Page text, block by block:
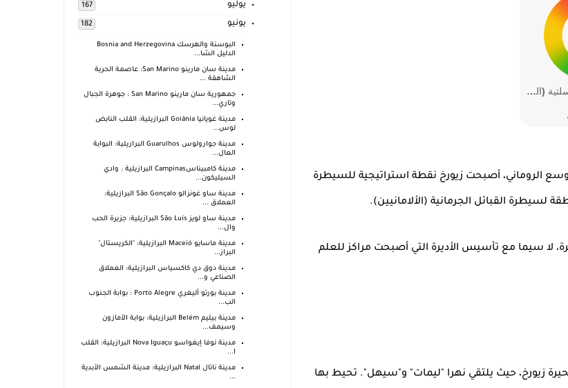
الروماني، أصبحت زيورخ نقطة استراتيجية للسيطرة
لسيطرة القبائل الجرمانية (الألامانيين).
لا سيما مع تأسيس الأديرة التي أصبحت مراكز للعلم
زيورخ، حيث يلتقي نهرا "ليمات" و"سيهل". تحيط بها
يوليو 167
يونيو 182
البوسنة والهرسك Bosnia and Herzegovina
الدليل الشا...
مدينة سان مارينو San Marino: عاصمة الحرية
الشاهقة ...
جمهورية سان مارينو San Marino : جوهرة الجبال
وتاري...
مدينة غويانيا Goiânia البرازيلية: القلب النابض
لوس...
مدينة جوارولوس Guarulhos البرازيلية: البوابة
العال...
مدينة كامبيناسCampinas البرازيلية : وادي
السيليكون...
مدينة ساو غونزالو São Gonçalo البرازيلية:
العملاق ...
مدينة ساو لويز São Luís البرازيلية: جزيرة الحب
وال...
مدينة ماسايو Maceió البرازيلية: "الكريستال"
البراز...
مدينة دوق دي كاكسياس البرازيلية: العملاق
الصناعي و...
مدينة بورتو أليغري Porto Alegre : بوابة الجنوب
الب...
مدينة بيليم Belém البرازيلية: بوابة الأمازون
وسيمف...
مدينة نوفا إيغواسو Nova Iguaçu البرازيلية: القلب
ا...
مدينة ناتال Natal البرازيلية: مدينة الشمس الأبدية
...